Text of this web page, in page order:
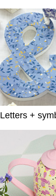
Letters +